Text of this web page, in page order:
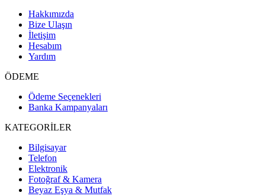
Hakkımızda
Bize Ulaşın
İletişim
Hesabım
Yardım
ÖDEME
Ödeme Seçenekleri
Banka Kampanyaları
KATEGORİLER
Bilgisayar
Telefon
Elektronik
Fotoğraf & Kamera
Beyaz Eşya & Mutfak